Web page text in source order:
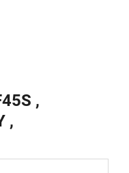
,
,